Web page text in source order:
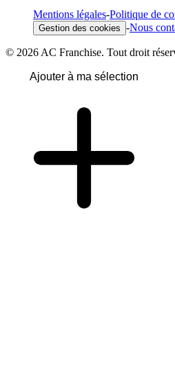
Mentions légales-Politique de
Gestion des cookies -Nous
© 2026 AC Franchise. Tout droit
Ajouter à ma sélection